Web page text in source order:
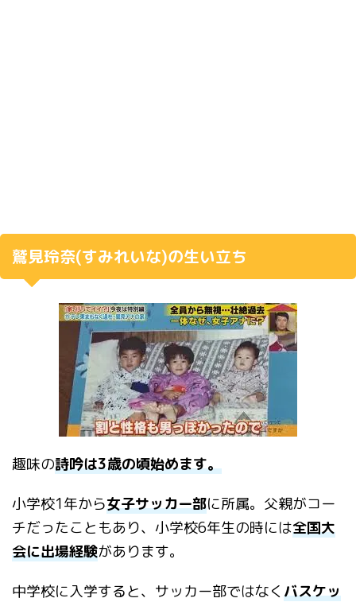
鷲見玲奈(すみれいな)の生い立ち
趣味の詩吟は3歳の頃始めます。
小学校1年から女子サッカー部に所属。父親がコー
チだったこともあり、小学校6年生の時には全国大
会に出場経験があります。
中学校に入学すると、サッカー部ではなく バスケッ